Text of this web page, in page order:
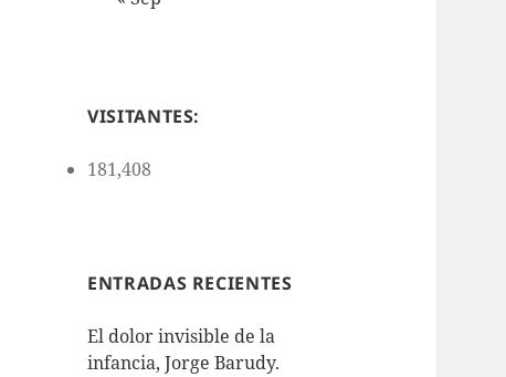
VISITANTES:
181,408
ENTRADAS RECIENTES
El dolor invisible de la
infancia, Jorge Barudy.